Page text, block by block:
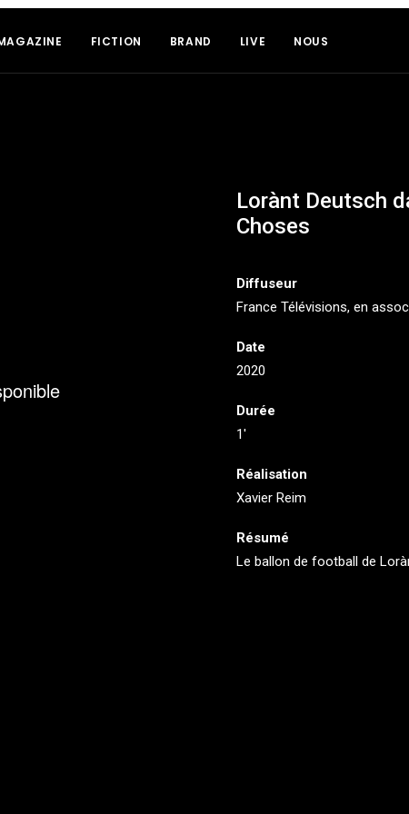
FICTION BRAND LIVE NOUS
Lorànt Deutsch
Choses
Diffuseur
France Télévisions, en
Date
2020
Durée
1′
Réalisation
Xavier Reim
Résumé
Le ballon de football de